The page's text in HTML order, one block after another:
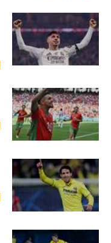
أقسام خاصة
Gamers
ميركاتو
تقرير في الجول
تحليل في الجول
كويز في الجول
فيديو في الجول
ميركاتو
تحقيق في الجول
تقرير في الجول
تحليل في الجول
حكايات في الجول
كويز في الجول
فيديو في الجول